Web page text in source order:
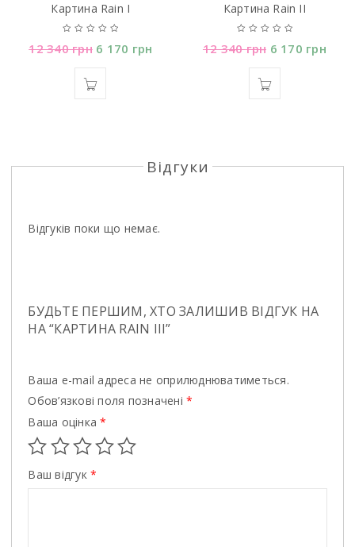
Картина Rain I
12 340грн 6 170 грн
Картина Rain II
12 340грн 6 170 грн
Відгуки
Відгуків поки що немає.
БУДЬТЕ ПЕРШИМ, ХТО ЗАЛИШИВ ВІДГУК НА
НА “КАРТИНА RAIN III”
Ваша e-mail адреса не оприлюднюватиметься.
Обов’язкові поля позначені*
Ваша оцінка*
Ваш відгук*